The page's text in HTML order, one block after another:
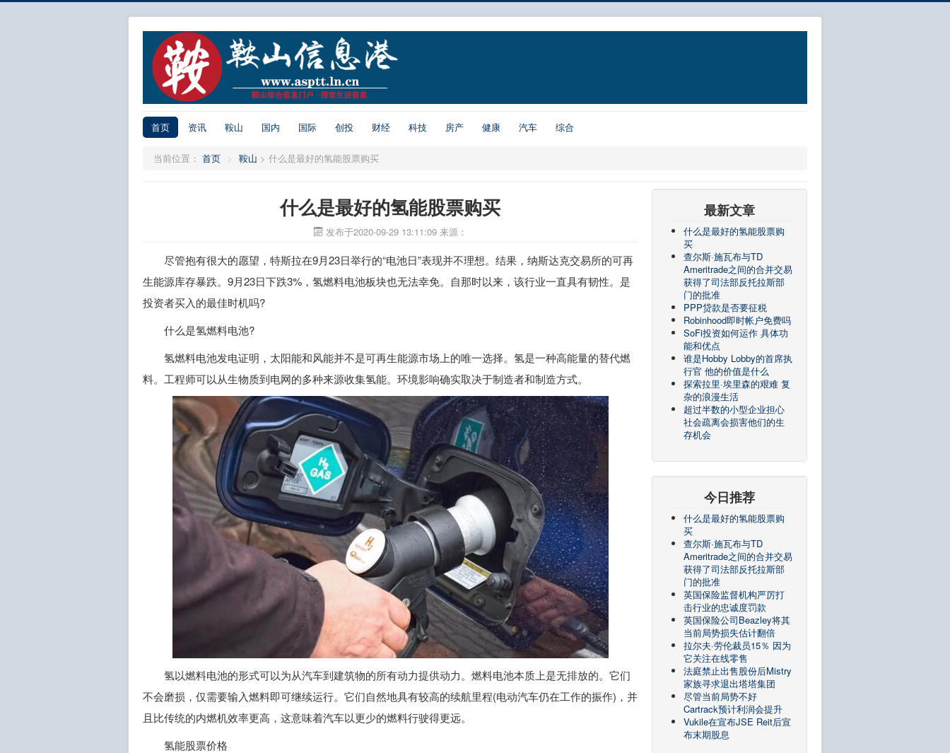
首页 资讯 鞍山 国内 国际 创投 财经 科技 房产 健康 汽车 综合
当前位置： 首页 > 鞍山 > 什么是最好的氢能股票购买
什么是最好的氢能股票购买
发布于2020-09-29 13:11:09 来源：
尽管抱有很大的愿望，特斯拉在9月23日举行的“电池日”表现并不理想。结果，纳斯达克交易所的可再
生能源库存暴跌。9月23日下跌3%，氢燃料电池板块也无法幸免。自那时以来，该行业一直具有韧性。是
投资者买入的最佳时机吗?
什么是氢燃料电池?
氢燃料电池发电证明，太阳能和风能并不是可再生能源市场上的唯一选择。氢是一种高能量的替代燃
料。工程师可以从生物质到电网的多种来源收集氢能。环境影响确实取决于制造者和制造方式。
氢以燃料电池的形式可以为从汽车到建筑物的所有动力提供动力。燃料电池本质上是无排放的。它们
不会磨损，仅需要输入燃料即可继续运行。它们自然地具有较高的续航里程(电动汽车仍在工作的振作)，并
且比传统的内燃机效率更高，这意味着汽车以更少的燃料行驶得更远。
氢能股票价格
最新文章
什么是最好的氢能股票购
买
查尔斯·施瓦布与TD
Ameritrade之间的合并交易
获得了司法部反托拉斯部
门的批准
PPP贷款是否要征税
Robinhood即时帐户免费吗
SoFi投资如何运作 具体功
能和优点
谁是Hobby Lobby的首席执
行官 他的价值是什么
探索拉里·埃里森的艰难 复
杂的浪漫生活
超过半数的小型企业担心
社会疏离会损害他们的生
存机会
今日推荐
什么是最好的氢能股票购
买
查尔斯·施瓦布与TD
Ameritrade之间的合并交易
获得了司法部反托拉斯部
门的批准
英国保险监督机构严厉打
击行业的忠诚度罚款
英国保险公司Beazley将其
当前局势损失估计翻倍
拉尔夫·劳伦裁员15％ 因为
它关注在线零售
法庭禁止出售股份后Mistry
家族寻求退出塔塔集团
尽管当前局势不好
Cartrack预计利润会提升
Vukile在宣布JSE Reit后宣
布末期股息